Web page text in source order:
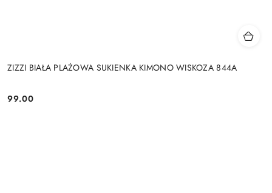
ZIZZI BIAŁA PLAŻOWA SUKIENKA KIMONO WISKOZA 844A
Cena:
99.00